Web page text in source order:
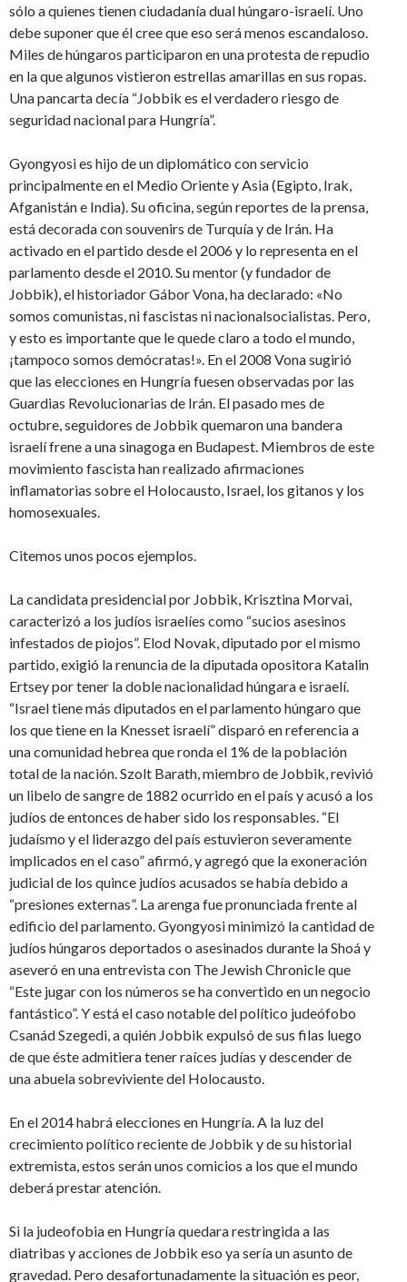
sólo a quienes tienen ciudadanía dual húngaro-israelí. Uno
debe suponer que él cree que eso será menos escandaloso.
Miles de húngaros participaron en una protesta de repudio
en la que algunos vistieron estrellas amarillas en sus ropas.
Una pancarta decía “Jobbik es el verdadero riesgo de
seguridad nacional para Hungría”.
Gyongyosi es hijo de un diplomático con servicio
principalmente en el Medio Oriente y Asia (Egipto, Irak,
Afganistán e India). Su oficina, según reportes de la prensa,
está decorada con souvenirs de Turquía y de Irán. Ha
activado en el partido desde el 2006 y lo representa en el
parlamento desde el 2010. Su mentor (y fundador de
Jobbik), el historiador Gábor Vona, ha declarado: «No
somos comunistas, ni fascistas ni nacionalsocialistas. Pero,
y esto es importante que le quede claro a todo el mundo,
¡tampoco somos demócratas!». En el 2008 Vona sugirió
que las elecciones en Hungría fuesen observadas por las
Guardias Revolucionarias de Irán. El pasado mes de
octubre, seguidores de Jobbik quemaron una bandera
israelí frene a una sinagoga en Budapest. Miembros de este
movimiento fascista han realizado afirmaciones
inflamatorias sobre el Holocausto, Israel, los gitanos y los
homosexuales.
Citemos unos pocos ejemplos.
La candidata presidencial por Jobbik, Krisztina Morvai,
caracterizó a los judíos israelíes como “sucios asesinos
infestados de piojos”. Elod Novak, diputado por el mismo
partido, exigió la renuncia de la diputada opositora Katalin
Ertsey por tener la doble nacionalidad húngara e israelí.
“Israel tiene más diputados en el parlamento húngaro que
los que tiene en la Knesset israelí” disparó en referencia a
una comunidad hebrea que ronda el 1% de la población
total de la nación. Szolt Barath, miembro de Jobbik, revivió
un libelo de sangre de 1882 ocurrido en el país y acusó a los
judíos de entonces de haber sido los responsables. “El
judaísmo y el liderazgo del país estuvieron severamente
implicados en el caso” afirmó, y agregó que la exoneración
judicial de los quince judíos acusados se había debido a
“presiones externas”. La arenga fue pronunciada frente al
edificio del parlamento. Gyongyosi minimizó la cantidad de
judíos húngaros deportados o asesinados durante la Shoá y
aseveró en una entrevista con The Jewish Chronicle que
“Este jugar con los números se ha convertido en un negocio
fantástico”. Y está el caso notable del político judeófobo
Csanád Szegedi, a quién Jobbik expulsó de sus filas luego
de que éste admitiera tener raíces judías y descender de
una abuela sobreviviente del Holocausto.
En el 2014 habrá elecciones en Hungría. A la luz del
crecimiento político reciente de Jobbik y de su historial
extremista, estos serán unos comicios a los que el mundo
deberá prestar atención.
Si la judeofobia en Hungría quedara restringida a las
diatribas y acciones de Jobbik eso ya sería un asunto de
gravedad. Pero desafortunadamente la situación es peor,